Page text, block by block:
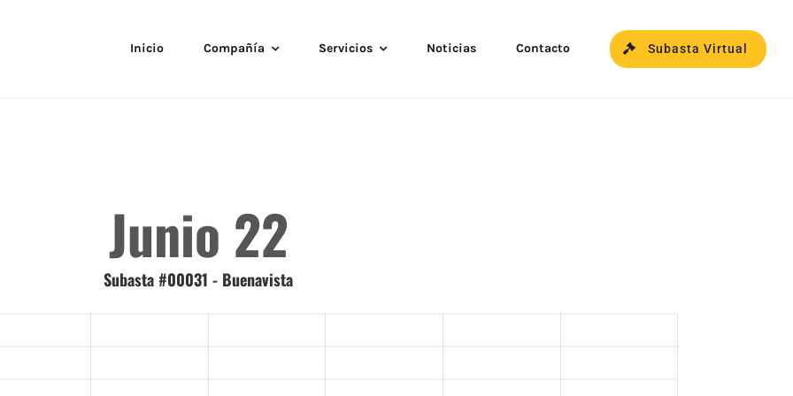
Inicio Compañía Servicios Noticias Contacto Subasta Virtual
Junio 22
Subasta #00031 - Buenavista